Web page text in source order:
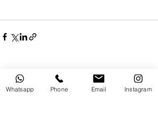
Aktuelle Beiträge Alle ansehen
Whatsapp Phone Email Instagram